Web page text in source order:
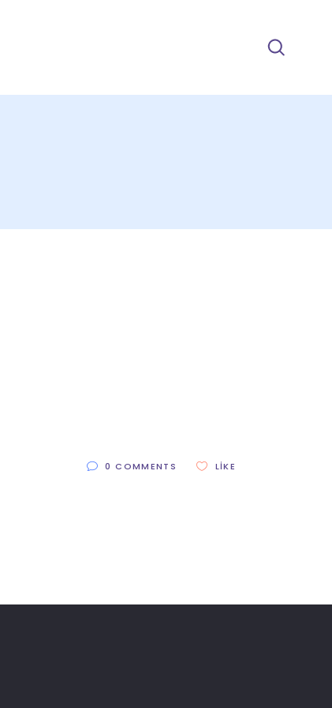
0 COMMENTS LIKE